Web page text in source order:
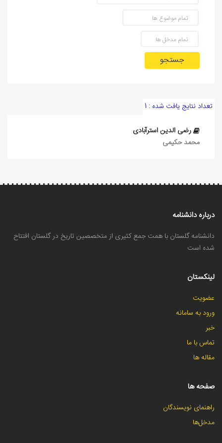
جستجو
تعداد نتایج یافت شده : 1
رضی الدين استرآبادی
محمد حکیمی
درباره دانشنامه
دانشنامه گلستان با همت جمع کثیری از متخصصین تاریخ در گلستان افتتاح
شده است
لینکستان
عضویت
ورود به سامانه
خبر
تماس با ما
مقاله ها
صفحه ها
راهنمای نویسندگان
مدخل‌ها